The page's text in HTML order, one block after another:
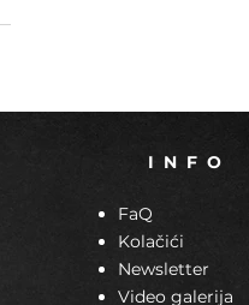
I N F O
FaQ
Kolačići
Newsletter
Video galerija